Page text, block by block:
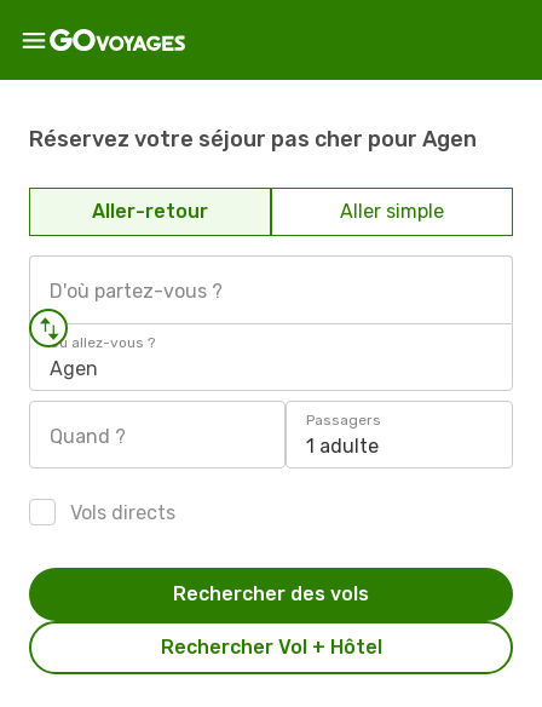
Réservez votre séjour pas cher pour Agen
Aller-retour Aller simple
D'où partez-vous ?
Où allez-vous ?
Agen
Quand ?
Passagers
1 adulte
Vols directs
Rechercher Vol + Hôtel
Rechercher des vols